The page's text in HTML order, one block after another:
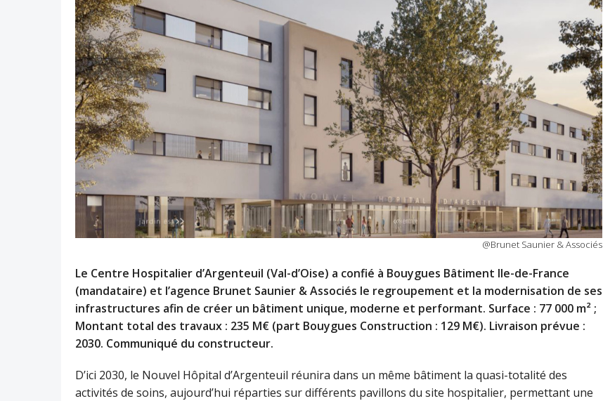
@Brunet Saunier & Associés
Le Centre Hospitalier d’Argenteuil (Val-d’Oise) a confié à Bouygues Bâtiment Ile-de-France
(mandataire) et l’agence Brunet Saunier & Associés le regroupement et la modernisation de ses
infrastructures afin de créer un bâtiment unique, moderne et performant. Surface : 77 000 m² ;
Montant total des travaux : 235 M€ (part Bouygues Construction : 129 M€). Livraison prévue :
2030. Communiqué du constructeur.
D’ici 2030, le Nouvel Hôpital d’Argenteuil réunira dans un même bâtiment la quasi-totalité des
activités de soins, aujourd’hui réparties sur différents pavillons du site hospitalier, permettant une